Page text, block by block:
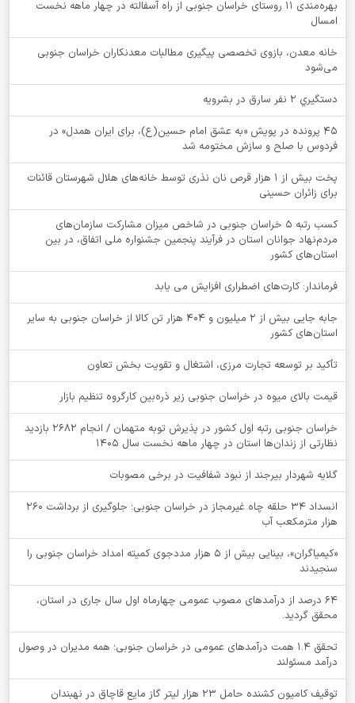
بهره‌مندی ۱۱ روستای خراسان جنوبی از راه آسفالته در چهار ماهه نخست
امسال
خانه معدن، بازوی تخصصی پیگیری مطالبات معدنکاران خراسان جنوبی
می‌شود
دستگيري 2 نفر سارق در بشرويه
۴۵ پرونده در پویش «به عشق امام حسین(ع)، برای ایران همدل» در
فردوس با صلح و سازش مختومه شد
پخت بیش از 1 هزار قرص نان نذری توسط خانه‌های هلال شهرستان قائنات
برای زائران حسینی
کسب رتبه ۵ خراسان جنوبی در شاخص میزان مشارکت سازمان‌های
مردم‌نهاد جوانان استان در فرآیند پنجمین جشنواره ملی اتفاق، در بین
استان‌های کشور
فرماندار: کارت‌های اضطراری افزایش می یابد
جابه جایی بیش از 2 میلیون و 404 هزار تن کالا از خراسان جنوبی به سایر
استان‌های کشور
تأکید بر توسعه تجارت مرزی، اشتغال و تقویت بخش تعاون
قیمت بالای میوه در خراسان جنوبی زیر ذره‌بین کارگروه تنظیم بازار
خراسان جنوبی رتبه اول کشور در پذیرش توبه متهمان / انجام ۲۶۸۲ بازدید
نظارتی از زندان‌ها استان در چهار ماهه نخست سال 1405
گلایه شهردار بیرجند از نبود شفافیت در برخی مصوبات
انسداد ۳۴ حلقه چاه غیرمجاز در خراسان جنوبی؛ جلوگیری از برداشت ۲۶۰
هزار مترمکعب آب
«کیمیاگران»، بینایی بیش از ۵ هزار مددجوی کمیته امداد خراسان جنوبی را
سنجیدند
64 درصد از درآمدهای مصوب عمومی چهارماه اول سال جاری در استان،
محقق گردید.
تحقق ۱.۴ همت درآمدهای عمومی در خراسان جنوبی؛ همه مدیران در وصول
درآمد مسئولند
توقيف کامیون کشنده حامل 23 هزار لیتر گاز مایع قاچاق در نهبندان